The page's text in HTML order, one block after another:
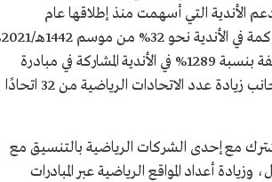
الأندية التي أسهمت منذ إطلاقها عام
1440هـ/2019م
و1443هـ/2022م، حتى موسم 1443هـ/2023م، وزيادة في الألعاب المختلفة بنسبة 1289% في الأندية المشاركة في مبادرة
الألعاب المختلفة بالمقارنة منذ انطلاقها، وتوفير نحو 5,700 وظيفة، إلى جانب زيادة عدد الاتحادات الرياضية من 32 اتحادًا
تعاون مشترك مع إحدى الشركات الرياضية بالتنسيق مع
أعداد المواقع الرياضية عبر المبادرات